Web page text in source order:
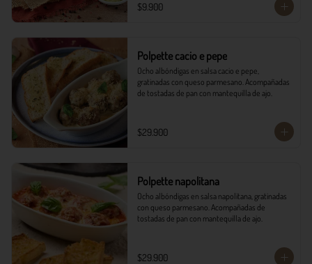
$9.900
Polpette cacio e pepe
Ocho albóndigas en salsa cacio e pepe,
gratinadas con queso parmesano. Acompañadas
de tostadas de pan con mantequilla de ajo.
$29.900
Polpette napolitana
Ocho albóndigas en salsa napolitana, gratinadas
con queso parmesano. Acompañadas de
tostadas de pan con mantequilla de ajo.
$29.900